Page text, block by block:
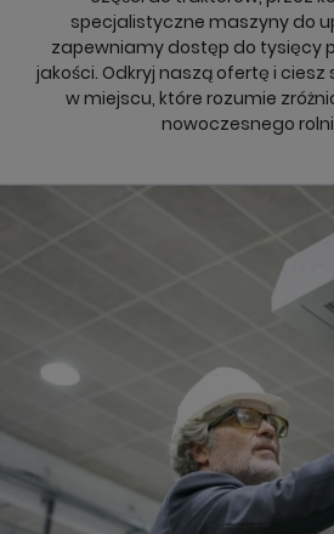
specjalistyczne maszyny do
zapewniamy dostęp do tysięcy
jakości. Odkryj naszą ofertę i
w miejscu, które rozumie
nowoczesnego